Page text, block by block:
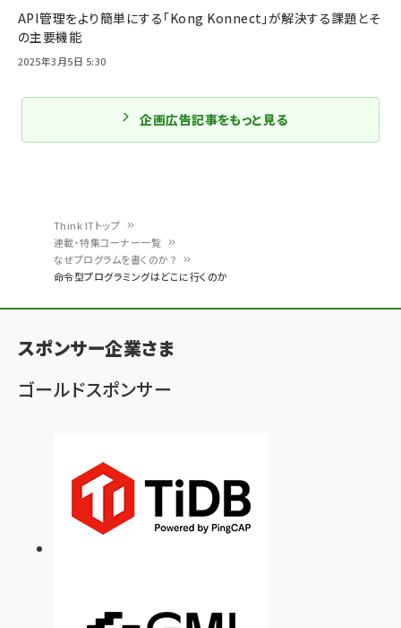
く
ず
Think ITトップ
連載・特集コーナー一覧
なぜプログラムを書くのか？
命令型プログラミングはどこに行くのか
API管理をより簡単にする「Kong Konnect」が解決する課題とそ
の主要機能
2025年3月5日 5:30
企画広告記事をもっと見る
スポンサー企業さま
ゴールドスポンサー